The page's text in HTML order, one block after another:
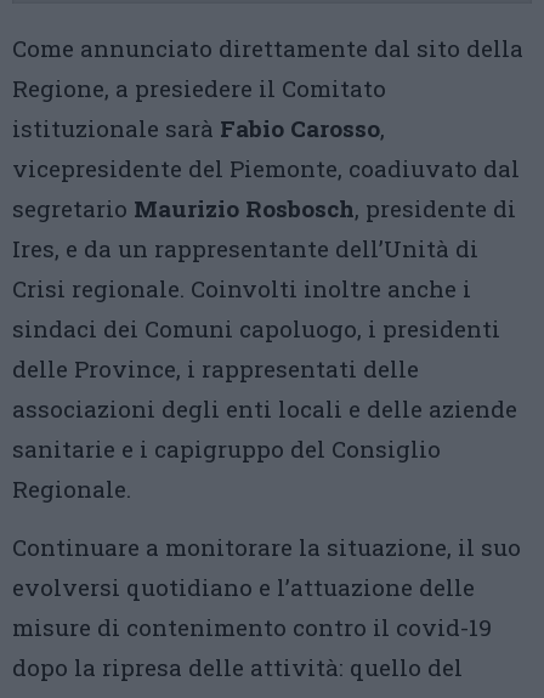
Come annunciato direttamente dal sito della
Regione, a presiedere il Comitato
istituzionale sarà Fabio Carosso,
vicepresidente del Piemonte, coadiuvato dal
segretario Maurizio Rosbosch, presidente di
Ires, e da un rappresentante dell’Unità di
Crisi regionale. Coinvolti inoltre anche i
sindaci dei Comuni capoluogo, i presidenti
delle Province, i rappresentati delle
associazioni degli enti locali e delle aziende
sanitarie e i capigruppo del Consiglio
Regionale.
Continuare a monitorare la situazione, il suo
evolversi quotidiano e l’attuazione delle
misure di contenimento contro il covid-19
dopo la ripresa delle attività: quello del